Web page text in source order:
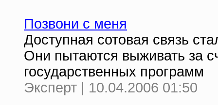
Позвони с меня
Доступная сотовая связь
Они пытаются выживать за
государственных программ
Эксперт | 10.04.2006 01:50